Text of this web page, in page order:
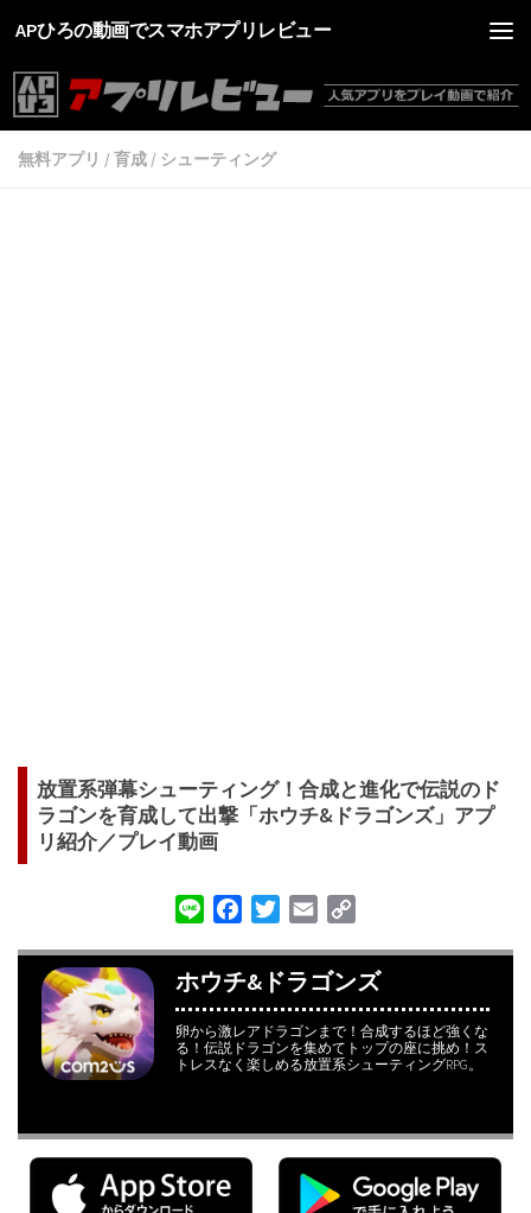
APひろの動画でスマホアプリレビュー
無料アプリ /育成 / シューティング
放置系弾幕シューティング！合成と進化で伝説のド
ラゴンを育成して出撃「ホウチ&ドラゴンズ」アプ
リ紹介／プレイ動画
Line FacebookTwitterEmail
ホウチ&ドラゴンズ
卵から激レアドラゴンまで！合成するほど強くな
る！伝説ドラゴンを集めてトップの座に挑め！ス
トレスなく楽しめる放置系シューティングRPG。